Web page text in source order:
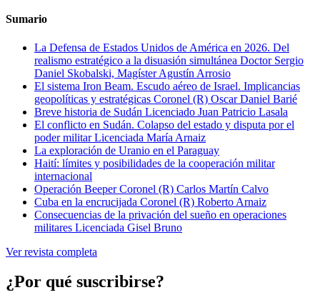
Sumario
La Defensa de Estados Unidos de América en 2026. Del
realismo estratégico a la disuasión simultánea Doctor Sergio
Daniel Skobalski, Magíster Agustín Arrosio
El sistema Iron Beam. Escudo aéreo de Israel. Implicancias
geopolíticas y estratégicas Coronel (R) Oscar Daniel Barié
Breve historia de Sudán Licenciado Juan Patricio Lasala
El conflicto en Sudán. Colapso del estado y disputa por el
poder militarLicenciada María Arnaiz
La exploración de Uranio en el Paraguay
Haití: límites y posibilidades de la cooperación militar
internacional
Operación BeeperCoronel (R) Carlos Martín Calvo
Cuba en la encrucijada Coronel (R) Roberto Arnaiz
Consecuencias de la privación del sueño en operaciones
militares Licenciada Gisel Bruno
Ver revista completa
¿Por qué suscribirse?